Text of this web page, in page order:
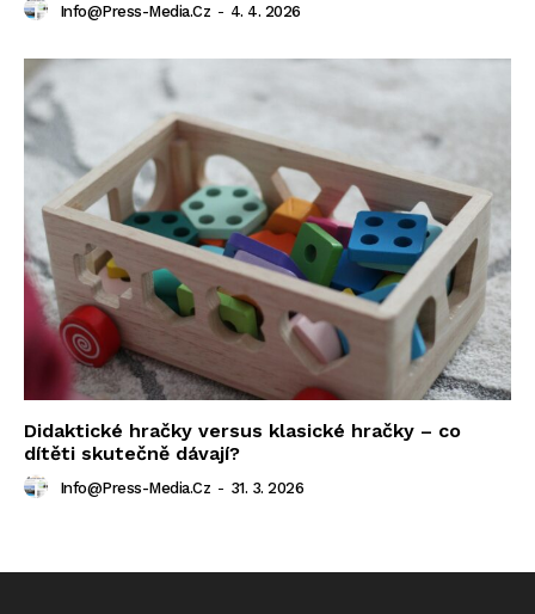
Info@press-Media.cz - 4. 4. 2026
Didaktické hračky versus klasické hračky – co
dítěti skutečně dávají?
Info@press-Media.cz - 31. 3. 2026